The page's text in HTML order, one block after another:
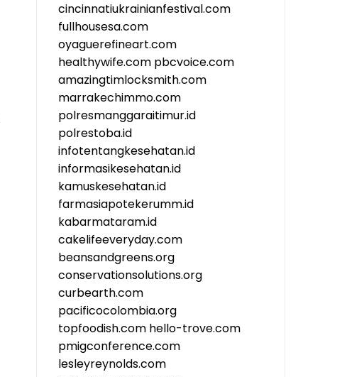
cincinnatiukrainianfestival.com
fullhousesa.com
oyaguerefineart.com
healthywife.com pbcvoice.com
amazingtimlocksmith.com
marrakechimmo.com
polresmanggaraitimur.id
polrestoba.id
infotentangkesehatan.id
informasikesehatan.id
kamuskesehatan.id
farmasiapotekerumm.id
kabarmataram.id
cakelifeeveryday.com
beansandgreens.org
conservationsolutions.org
curbearth.com
pacificocolombia.org
topfoodish.com hello-trove.com
pmigconference.com
lesleyreynolds.com